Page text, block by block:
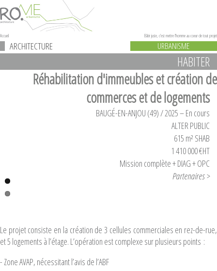
Accueil Bâtir juste, c'est mettre l'homme au coeur de tout projet
ARCHITECTURE URBANISME
HABITER
Réhabilitation d'immeubles et création de
commerces et de logements
BAUGÉ-EN-ANJOU (49) / 2025 – En cours
ALTER PUBLIC
615 m² SHAB
1 410 000 €HT
Mission complète + DIAG + OPC
Partenaires >
Le projet consiste en la création de 3 cellules commerciales en rez-de-rue,
et 5 logements à l’étage. L’opération est complexe sur plusieurs points :
- Zone AVAP, nécessitant l’avis de l’ABF